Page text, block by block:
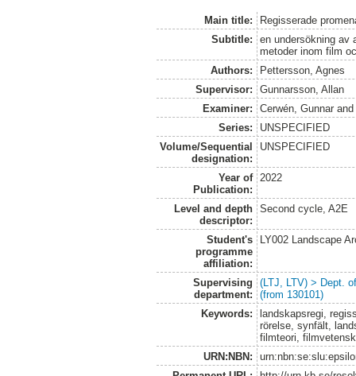
Main title:
Regisserade
Subtitle:
en undersökning av
metoder inom film
Authors:
Pettersson, Agnes
Supervisor:
Gunnarsson, Allan
Examiner:
Cerwén, Gunnar
Series:
UNSPECIFIED
Volume/Sequential
designation:
UNSPECIFIED
Year of
Publication:
2022
Level and depth
descriptor:
Second cycle, A2E
Student's
programme
affiliation:
LY002 Landscape
Supervising
department:
(LTJ, LTV) > Dept.
(from 130101)
Keywords:
landskapsregi,
rörelse, synfält,
filmteori,
URN:NBN: